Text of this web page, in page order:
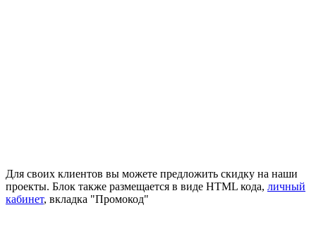
Для своих клиентов вы можете предложить скидку на наши
проекты. Блок также размещается в виде HTML кода, личный
кабинет, вкладка "Промокод"